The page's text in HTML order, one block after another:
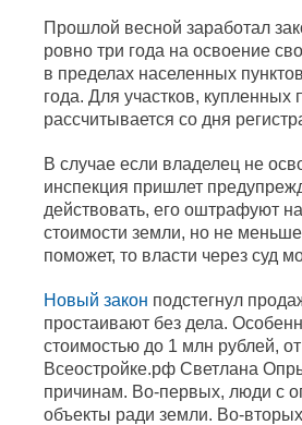
Прошлой весной заработал
ровно три года на освоение
в пределах населенных
года. Для участков, купленных
рассчитывается со дня
В случае если владелец не
инспекция пришлет
действовать, его оштрафуют
стоимости земли, но не
поможет, то власти через суд
Новый закон подстегнул
простаивают без дела.
стоимостью до 1 млн рублей,
Всеостройке.рф Светлана
причинам. Во-первых, люди с
объекты ради земли. Во-